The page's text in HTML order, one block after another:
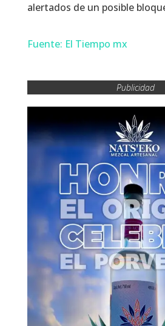
alertados de un posible
Fuente: El Tiempo mx
Publicidad